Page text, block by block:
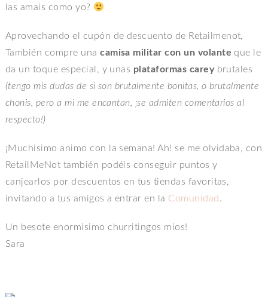
las amais como yo?
Aprovechando el cupón de descuento de Retailmenot,
También compre unacamisa militar con un volante que le
da un toque especial, y unas plataformas careybrutales
(tengo mis dudas de si son brutalmente bonitas, o brutalmente
chonis, pero a mi me encantan, ¡se admiten comentarios al
respecto!)
¡Muchisimo animo con la semana! Ah! se me olvidaba, con
RetailMeNot también podéis conseguir puntos y
canjearlos por descuentos en tus tiendas favoritas,
invitando a tus amigos a entrar en la Comunidad .
Un besote enormisimo churritingos mios!
Sara